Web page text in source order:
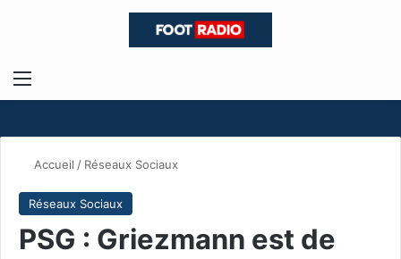
Menu
Accueil / Réseaux Sociaux
Réseaux Sociaux
PSG : Griezmann est de